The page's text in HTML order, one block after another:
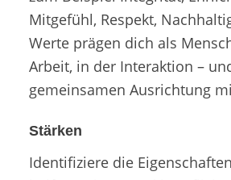
Mitgefühl, Respekt,
Werte prägen dich als
Arbeit, in der Interaktion –
gemeinsamen Ausrichtung
Stärken
Identifiziere die